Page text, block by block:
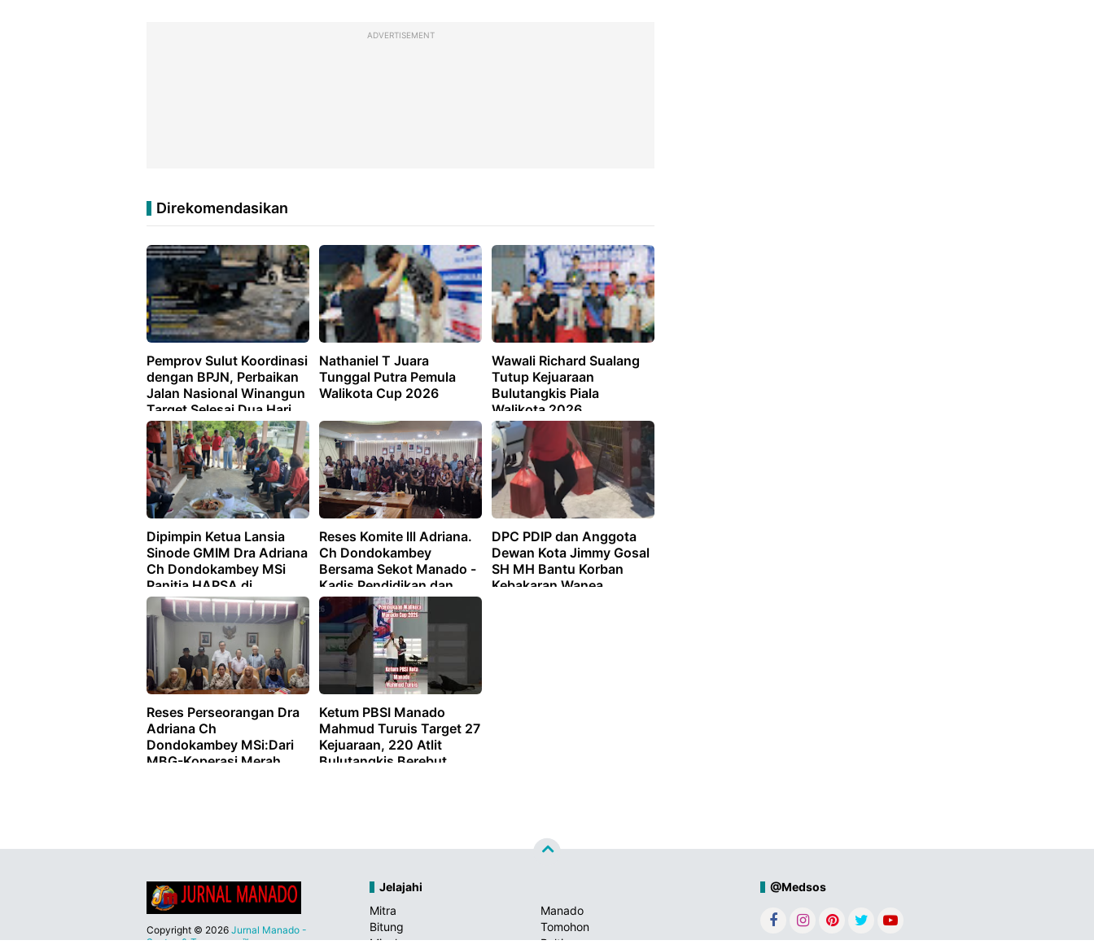
ADVERTISEMENT
Direkomendasikan
Pemprov Sulut Koordinasi
dengan BPJN, Perbaikan
Jalan Nasional Winangun
Target Selesai Dua Hari
Nathaniel T Juara
Tunggal Putra Pemula
Walikota Cup 2026
Wawali Richard Sualang
Tutup Kejuaraan
Bulutangkis Piala
Walikota 2026
Dipimpin Ketua Lansia
Sinode GMIM Dra Adriana
Ch Dondokambey MSi
Panitia HAPSA di
Bubarkan
Reses Komite lll Adriana.
Ch Dondokambey
Bersama Sekot Manado -
Kadis Pendidikan dan
Kepsek di Kota Manado
DPC PDIP dan Anggota
Dewan Kota Jimmy Gosal
SH MH Bantu Korban
Kebakaran Wanea
Reses Perseorangan Dra
Adriana Ch
Dondokambey MSi:Dari
MBG-Koperasi Merah
Ketum PBSI Manado
Mahmud Turuis Target 27
Kejuaraan, 220 Atlit
Bulutangkis Berebut
Copyright © 2026 Jurnal Manado -
Santun & Terpercaya™
Jelajahi
Mitra
Manado
Bitung
Tomohon
Minahasa
Boltim
@Medsos